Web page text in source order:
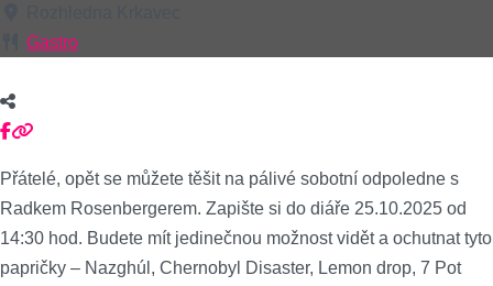
Gastro
Přátelé, opět se můžete těšit na pálivé sobotní odpoledne s
Radkem Rosenbergerem. Zapište si do diáře 25.10.2025 od
14:30 hod. Budete mít jedinečnou možnost vidět a ochutnat tyto
papričky – Nazghúl, Chernobyl Disaster, Lemon drop, 7 Pot